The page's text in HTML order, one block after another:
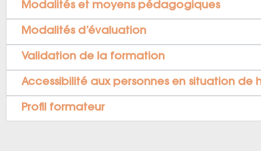
Modalités et moyens pédagogiques
Modalités d’évaluation
Validation de la formation
Accessibilité aux personnes en situation de
Profil formateur